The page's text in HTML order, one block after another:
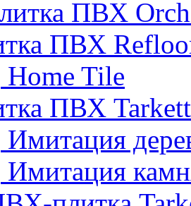
ПВХ
ПВХ
Home Tile
ПВХ Tarkett
Имитация
Имитация